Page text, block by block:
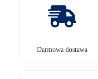
Darmowa dostawa